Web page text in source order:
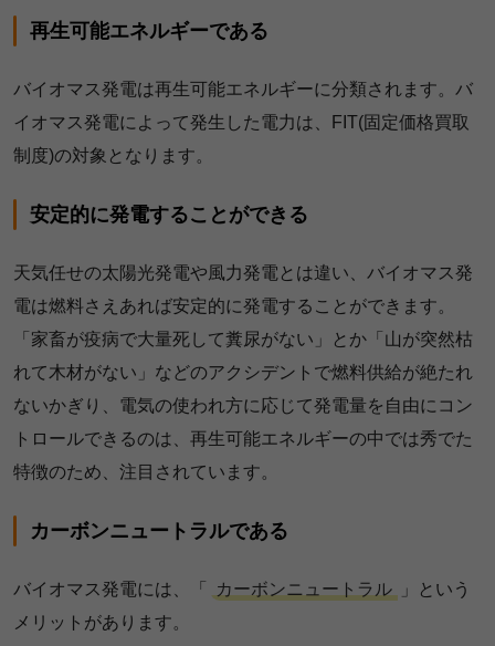
再生可能エネルギーである
バイオマス発電は再生可能エネルギーに分類されます。バ
イオマス発電によって発生した電力は、FIT(固定価格買取
制度)の対象となります。
安定的に発電することができる
天気任せの太陽光発電や風力発電とは違い、バイオマス発
電は燃料さえあれば安定的に発電することができます。
「家畜が疫病で大量死して糞尿がない」とか「山が突然枯
れて木材がない」などのアクシデントで燃料供給が絶たれ
ないかぎり、電気の使われ方に応じて発電量を自由にコン
トロールできるのは、再生可能エネルギーの中では秀でた
特徴のため、注目されています。
カーボンニュートラルである
バイオマス発電には、「 カーボンニュートラル
」という
メリットがあります。